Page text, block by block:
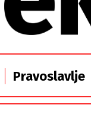
Pravoslavlje